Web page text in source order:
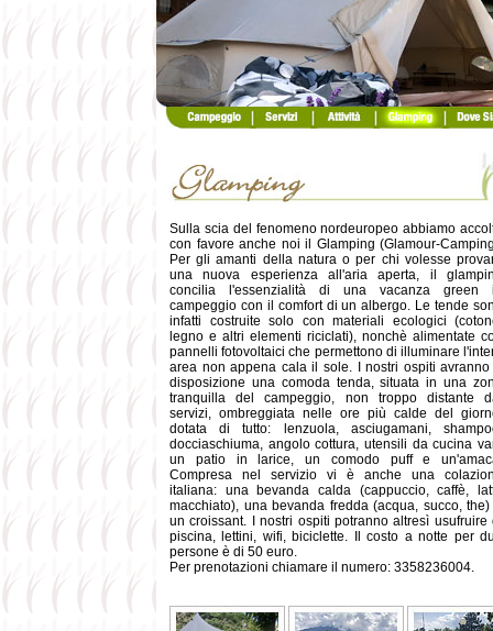
Sulla scia del fenomeno nordeuropeo abbiamo
con favore anche noi il Glamping (Glamour-
Per gli amanti della natura o per chi volesse
una nuova esperienza all'aria aperta, il
concilia l'essenzialità di una vacanza green
campeggio con il comfort di un albergo. Le tende
infatti costruite solo con materiali ecologici
legno e altri elementi riciclati), nonchè alimentate
pannelli fotovoltaici che permettono di illuminare
area non appena cala il sole. I nostri ospiti
disposizione una comoda tenda, situata in una
tranquilla del campeggio, non troppo distante
servizi, ombreggiata nelle ore più calde del
dotata di tutto: lenzuola, asciugamani,
docciaschiuma, angolo cottura, utensili da cucina
un patio in larice, un comodo puff e
Compresa nel servizio vi è anche una
italiana: una bevanda calda (cappuccio, caffè,
macchiato), una bevanda fredda (acqua, succo,
un croissant. I nostri ospiti potranno altresì usufruire
piscina, lettini, wifi, biciclette. Il costo a notte per
persone è di 50 euro.
Per prenotazioni chiamare il numero: 3358236004.